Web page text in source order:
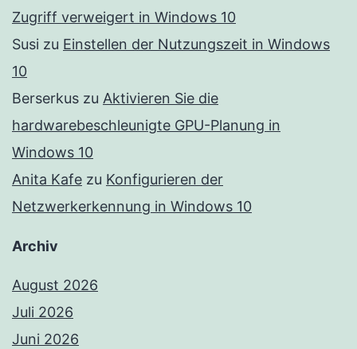
Zugriff verweigert in Windows 10
Susi zu Einstellen der Nutzungszeit in Windows
10
Berserkus zu Aktivieren Sie die
hardwarebeschleunigte GPU-Planung in
Windows 10
Anita Kafe zu Konfigurieren der
Netzwerkerkennung in Windows 10
Archiv
August 2026
Juli 2026
Juni 2026